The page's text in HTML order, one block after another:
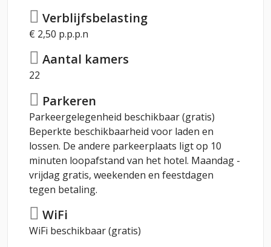
Verblijfsbelasting
€ 2,50 p.p.p.n
Aantal kamers
22
Parkeren
Parkeergelegenheid beschikbaar (gratis)
Beperkte beschikbaarheid voor laden en
lossen. De andere parkeerplaats ligt op 10
minuten loopafstand van het hotel. Maandag -
vrijdag gratis, weekenden en feestdagen
tegen betaling.
WiFi
WiFi beschikbaar (gratis)